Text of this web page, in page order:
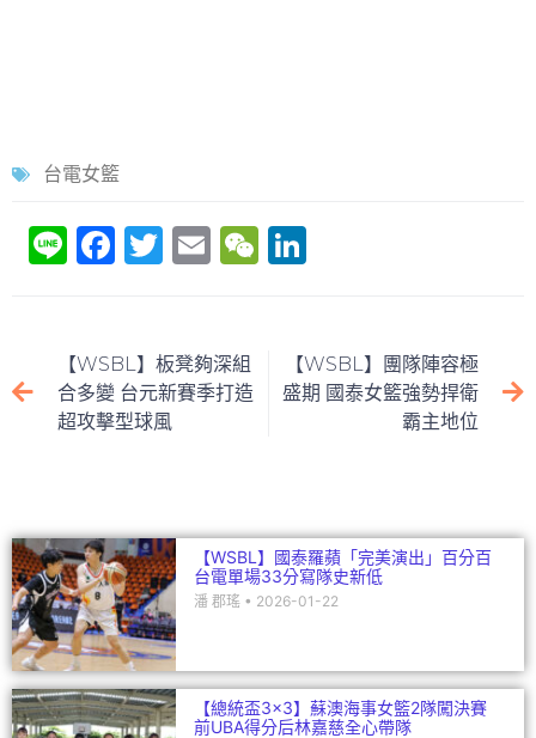
台電女籃
Li F
e
b
o
T
er
E
l
W
at
e
dI
【WSBL】板凳夠深組
合多變 台元新賽季打造
超攻擊型球風
【WSBL】團隊陣容極
盛期 國泰女籃強勢捍衛
霸主地位
【WSBL】國泰羅蘋「完美演出」百分百
台電單場33分寫隊史新低
潘 郡瑤 2026-01-22
【總統盃3×3】蘇澳海事女籃2隊闖決賽
前UBA得分后林嘉慈全心帶隊